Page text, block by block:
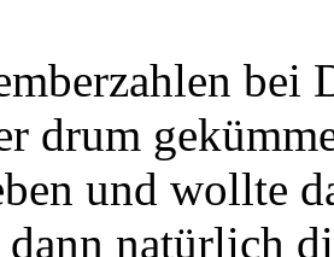
bei
drum
und wollte
natürlich